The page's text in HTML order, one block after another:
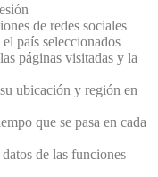
de redes sociales
país seleccionados
páginas visitadas y la
ubicación y región en
que se pasa en cada
de las funciones